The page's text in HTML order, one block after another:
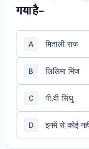
गया है-
A मिताली राज
B लिलिमा मिंज
C पी.वी सिंधु
D इनमें से कोई